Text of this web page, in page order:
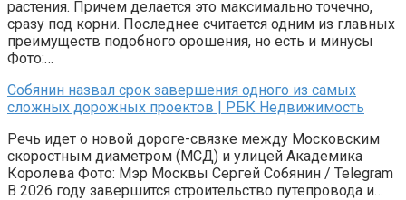
растения. Причем делается это максимально точечно,
сразу под корни. Последнее считается одним из главных
преимуществ подобного орошения, но есть и минусы
Фото:…
Собянин назвал срок завершения одного из самых
сложных дорожных проектов | РБК Недвижимость
Речь идет о новой дороге-связке между Московским
скоростным диаметром (МСД) и улицей Академика
Королева Фото: Мэр Москвы Сергей Собянин / Telegram
В 2026 году завершится строительство путепровода и…